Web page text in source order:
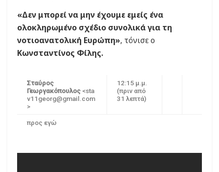
«Δεν μπορεί να μην έχουμε εμείς ένα
ολοκληρωμένο σχέδιο συνολικά για τη
νοτιοανατολική Ευρώπη», τόνισε ο
Κωνσταντίνος Φίλης.
Σταύρος
Γεωργακόπουλος <sta
v11georg@gmail.com
>
12:15 μ.μ.
(πριν από
31 λεπτά)
προς εγώ